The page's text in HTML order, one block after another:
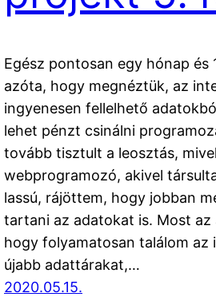
Egész pontosan egy hónap és
azóta, hogy megnéztük, az
ingyenesen fellelhető
lehet pénzt csinálni
tovább tisztult a leosztás,
webprogramozó, akivel
lassú, rájöttem, hogy jobban
tartani az adatokat is. Most az
hogy folyamatosan találom az
újabb adattárakat,…
2020.05.15.